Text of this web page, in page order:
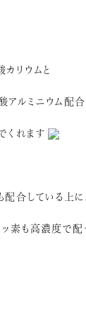
リウムと
アルミニウム配
くれます
合している上に、
素も高濃度で配